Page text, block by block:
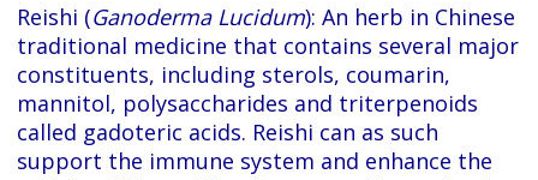
Reishi (Ganoderma Lucidum): An herb in Chinese
traditional medicine that contains several major
constituents, including sterols, coumarin,
mannitol, polysaccharides and triterpenoids
called gadoteric acids. Reishi can as such
support the immune system and enhance the